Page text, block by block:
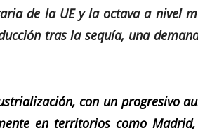
de la UE y la octava a nivel
tras la sequía, una
con un progresivo
en territorios como